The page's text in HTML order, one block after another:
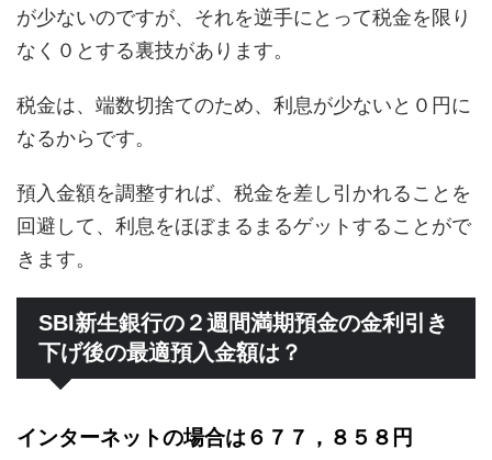
が少ないのですが、それを逆手にとって税金を限り
なく０とする裏技があります。
税金は、端数切捨てのため、利息が少ないと０円に
なるからです。
預入金額を調整すれば、税金を差し引かれることを
回避して、利息をほぼまるまるゲットすることがで
きます。
SBI新生銀行の２週間満期預金の金利引き
下げ後の最適預入金額は？
インターネットの場合は６７７，８５８円